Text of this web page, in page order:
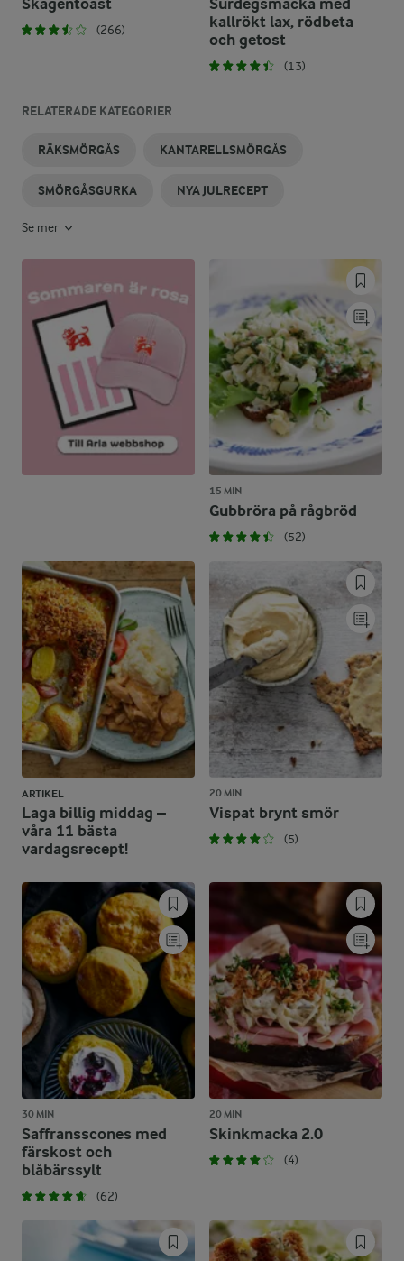
Skagentoast
(266)
Surdegsmacka med
kallrökt lax, rödbeta
och getost
(13)
RELATERADE KATEGORIER
RÄKSMÖRGÅS KANTARELLSMÖRGÅS
SMÖRGÅSGURKA NYA JULRECEPT
Se mer
15 MIN
Gubbröra på rågbröd
(52)
ARTIKEL
Laga billig middag –
våra 11 bästa
vardagsrecept!
20 MIN
Vispat brynt smör
(5)
30 MIN
Saffransscones med
färskost och
blåbärssylt
(62)
20 MIN
Skinkmacka 2.0
(4)